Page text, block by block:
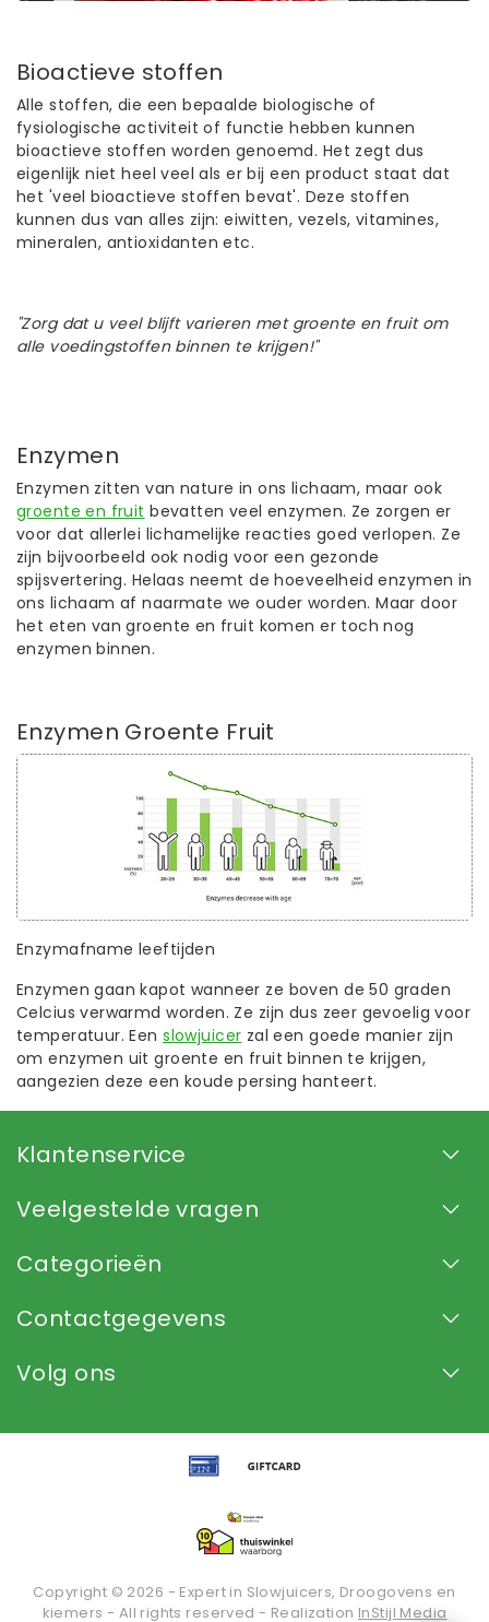
Bioactieve stoffen
Alle stoffen, die een bepaalde biologische of
fysiologische activiteit of functie hebben kunnen
bioactieve stoffen worden genoemd. Het zegt dus
eigenlijk niet heel veel als er bij een product staat dat
het 'veel bioactieve stoffen bevat'. Deze stoffen
kunnen dus van alles zijn: eiwitten, vezels, vitamines,
mineralen, antioxidanten etc.
"Zorg dat u veel blijft varieren met groente en fruit om
alle voedingstoffen binnen te krijgen!"
Enzymen
Enzymen zitten van nature in ons lichaam, maar ook
groente en fruit bevatten veel enzymen. Ze zorgen er
voor dat allerlei lichamelijke reacties goed verlopen. Ze
zijn bijvoorbeeld ook nodig voor een gezonde
spijsvertering. Helaas neemt de hoeveelheid enzymen in
ons lichaam af naarmate we ouder worden. Maar door
het eten van groente en fruit komen er toch nog
enzymen binnen.
Enzymen Groente Fruit
Enzymafname leeftijden
Enzymen gaan kapot wanneer ze boven de 50 graden
Celcius verwarmd worden. Ze zijn dus zeer gevoelig voor
temperatuur. Eenslowjuicer zal een goede manier zijn
om enzymen uit groente en fruit binnen te krijgen,
aangezien deze een koude persing hanteert.
Klantenservice
Veelgestelde vragen
Categorieën
Contactgegevens
Volg ons
Copyright © 2026 - Expert in Slowjuicers, Droogovens en
kiemers - All rights reserved - Realization InStijl Media